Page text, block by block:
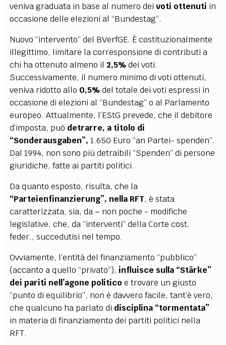
veniva graduata in base al numero deivoti ottenuti in
occasione delle elezioni al “Bundestag”.
Nuovo “intervento” del BVerfGE. È costituzionalmente
illegittimo, limitare la corresponsione di contributi a
chi ha ottenuto almeno il 2,5%dei voti.
Successivamente, il numero minimo di voti ottenuti,
veniva ridotto allo 0,5%del totale dei voti espressi in
occasione di elezioni al “Bundestag” o al Parlamento
europeo. Attualmente, l’EStG prevede, che il debitore
d’imposta, può detrarre, a titolo di
“Sonderausgaben”, 1.650 Euro “an Partei- spenden”.
Dal 1994, non sono più detraibili “Spenden” di persone
giuridiche, fatte ai partiti politici.
Da quanto esposto, risulta, che la
“Parteienfinanzierung”, nella RFT, è stata
caratterizzata, sia, da – non poche - modifiche
legislative, che, da “interventi” della Corte cost.
feder., succedutisi nel tempo.
Ovviamente, l’entità del finanziamento “pubblico”
(accanto a quello “privato”), influisce sulla “Stärke”
dei pariti nell’agone politico e trovare un giusto
“punto di equilibrio”, non è davvero facile, tant’è vero,
che qualcuno ha parlato di disciplina “tormentata”
in materia di finanziamento dei partiti politici nella
RFT.